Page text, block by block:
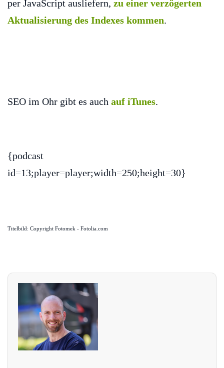
per JavaScript ausliefern, zu einer verzögerten
Aktualisierung des Indexes kommen.
SEO im Ohr gibt es auch auf iTunes.
{podcast
id=13;player=player;width=250;height=30}
Titelbild: Copyright Fotomek - Fotolia.com